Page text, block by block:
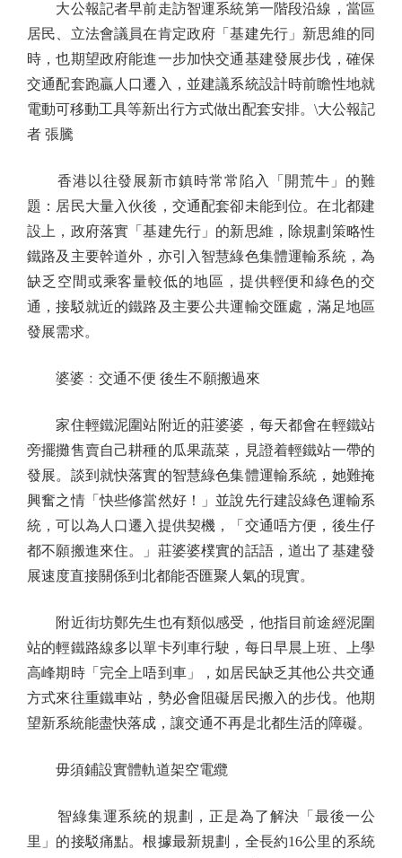
大公報記者早前走訪智運系統第一階段沿線，當區
居民、立法會議員在肯定政府「基建先行」新思維的同
時，也期望政府能進一步加快交通基建發展步伐，確保
交通配套跑贏人口遷入，並建議系統設計時前瞻性地就
電動可移動工具等新出行方式做出配套安排。\大公報記
者 張騰
香港以往發展新市鎮時常常陷入「開荒牛」的難
題：居民大量入伙後，交通配套卻未能到位。在北都建
設上，政府落實「基建先行」的新思維，除規劃策略性
鐵路及主要幹道外，亦引入智慧綠色集體運輸系統，為
缺乏空間或乘客量較低的地區，提供輕便和綠色的交
通，接駁就近的鐵路及主要公共運輸交匯處，滿足地區
發展需求。
婆婆﹕交通不便 後生不願搬過來
家住輕鐵泥圍站附近的莊婆婆，每天都會在輕鐵站
旁擺攤售賣自己耕種的瓜果蔬菜，見證着輕鐵站一帶的
發展。談到就快落實的智慧綠色集體運輸系統，她難掩
興奮之情「快些修當然好！」並說先行建設綠色運輸系
統，可以為人口遷入提供契機，「交通唔方便，後生仔
都不願搬進來住。」莊婆婆樸實的話語，道出了基建發
展速度直接關係到北都能否匯聚人氣的現實。
附近街坊鄭先生也有類似感受，他指目前途經泥圍
站的輕鐵路線多以單卡列車行駛，每日早晨上班、上學
高峰期時「完全上唔到車」，如居民缺乏其他公共交通
方式來往重鐵車站，勢必會阻礙居民搬入的步伐。他期
望新系統能盡快落成，讓交通不再是北都生活的障礙。
毋須鋪設實體軌道架空電纜
智綠集運系統的規劃，正是為了解決「最後一公
里」的接駁痛點。根據最新規劃，全長約16公里的系統